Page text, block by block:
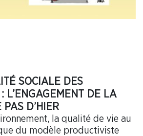
SOCIALE DES
L’ENGAGEMENT DE LA
PAS D’HIER
la qualité de vie au
du modèle productiviste